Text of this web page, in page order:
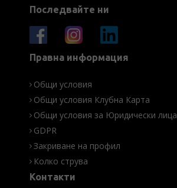
Последвайте ни
Правна информация
Общи условия
Общи условия Клубна Карта
Общи условия за Юридически лица
GDPR
Закриване на профил
Колко струва
Контакти